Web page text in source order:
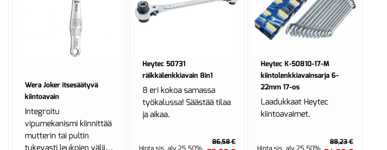
Wera Joker itsesäätyvä
kiintoavain
Integroitu
vipumekanismi kiinnittää
mutterin tai pultin
tukevasti leukojen väliin,
Heytec 50731
räikkälenkkiavain 8in1
8 eri kokoa samassa
työkalussa! Säästää tilaa
ja aikaa.
86,58 €
Heytec K-50810-17-M
kiintolenkkiavainsarja 6-
22mm 17-os
Laadukkaat Heytec
kiintoavaimet.
88,23 €